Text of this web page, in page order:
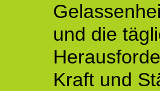
und die
Kraft und